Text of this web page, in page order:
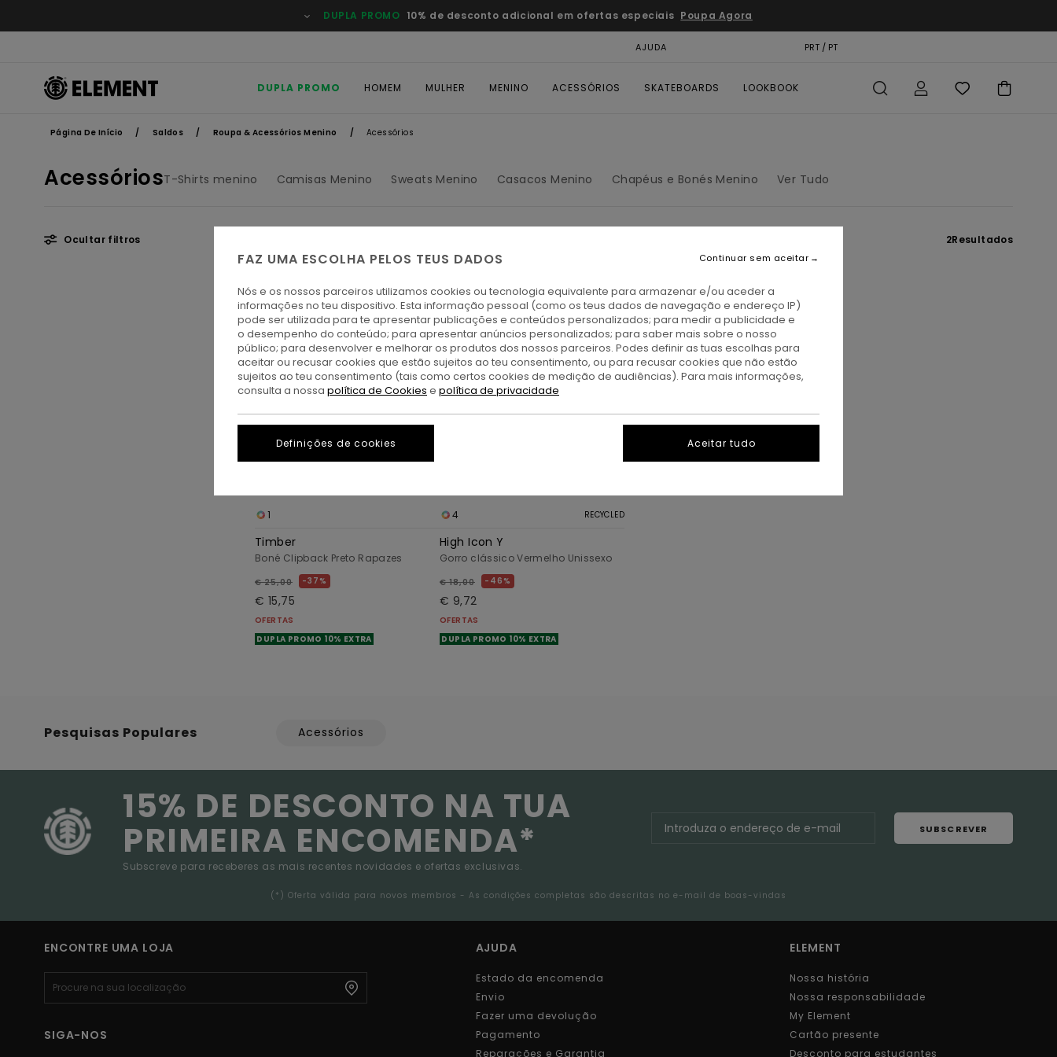
a
DUPLA PROMO 10% de desconto adicional em ofertas especiais Poupa Agora
AJUDA PRT / PT
DUPLA PROMO HOMEM MULHER MENINO ACESSÓRIOS SKATEBOARDS LOOKBOOK
Página De Início Saldos Roupa & Acessórios Menino Acessórios
AcessóriosT-Shirts menino Camisas Menino Sweats Menino Casacos Menino Chapéus e Bonés Menino Ver Tudo
Ocultar filtros 2Resultados
para
procurar
critérios
de
filtragem
para
ordenar
por
1
Timber
Boné Clipback Preto Rapazes
€ 25,00 37%
€ 15,75
OFERTAS
DUPLA PROMO 10% EXTRA
4 RECYCLED
High Icon Y
Gorro clássico Vermelho Unissexo
€ 18,00 46%
€ 9,72
OFERTAS
DUPLA PROMO 10% EXTRA
Pesquisas Populares Acessórios
15% DE DESCONTO NA TUA
PRIMEIRA ENCOMENDA*
Subscreve para receberes as mais recentes novidades e ofertas exclusivas.
SUBSCREVER
(*) Oferta válida para novos membros - As condições completas são descritas no e-mail de boas-vindas
ENCONTRE UMA LOJA
SIGA-NOS
AJUDA
Estado da encomenda
Envio
Fazer uma devolução
Pagamento
Reparações e Garantia
ELEMENT
Nossa história
Nossa responsabilidade
My Element
Cartão presente
Desconto para estudantes
FAZ UMA ESCOLHA PELOS TEUS DADOS
Nós e os nossos parceiros utilizamos cookies ou tecnologia equivalente para armazenar e/ou aceder a
informações no teu dispositivo. Esta informação pessoal (como os teus dados de navegação e endereço IP)
pode ser utilizada para te apresentar publicações e conteúdos personalizados; para medir a publicidade e
o desempenho do conteúdo; para apresentar anúncios personalizados; para saber mais sobre o nosso
público; para desenvolver e melhorar os produtos dos nossos parceiros. Podes definir as tuas escolhas para
aceitar ou recusar cookies que estão sujeitos ao teu consentimento, ou para recusar cookies que não estão
sujeitos ao teu consentimento (tais como certos cookies de medição de audiências). Para mais informações,
consulta a nossa política de Cookies e política de privacidade
Definições de cookies
Continuar sem aceitar
Aceitar tudo